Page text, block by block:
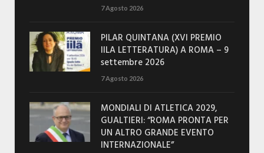
7 Agosto 2026
PILAR QUINTANA (XVI PREMIO
IILA LETTERATURA) A ROMA – 9
settembre 2026
7 Agosto 2026
MONDIALI DI ATLETICA 2029,
GUALTIERI: “ROMA PRONTA PER
UN ALTRO GRANDE EVENTO
INTERNAZIONALE”